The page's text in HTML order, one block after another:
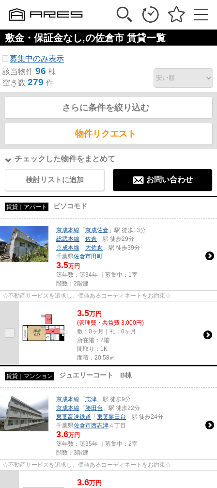
敷金・保証金なし,の佐倉市 賃貸一覧
募集中のみ表示
該当物件 96 棟
空き数 279 件
さらに条件を絞り込む
物件リクエスト
チェックした物件をまとめて
検討リストに追加 お問い合わせ
賃貸｜アパート ピソコモド
京成本線 「 京成佐倉 」駅 徒歩13分
総武本線 「 佐倉 」駅 徒歩29分
京成本線 「 大佐倉 」駅 徒歩39分
千葉県佐倉市田町
3.5万円
築年数：築34年 ｜募集中： 1室
階数：2階建
☆不動産サービスを追求し、価値あるコーディネートをお約束☆
3.5万円
(管理費・共益費 3,000円)
敷：0ヶ月｜礼：0ヶ月
所在階：2階
間取り：1K
面積：20.58㎡
賃貸｜マンション ジュエリーコート B棟
京成本線 「 志津 」駅 徒歩9分
京成本線 「 勝田台 」駅 徒歩22分
東葉高速鉄道 「 東葉勝田台 」駅 徒歩24分
千葉県佐倉市西志津 ４丁目
3.6万円
築年数：築35年 ｜募集中： 2室
階数：3階建
☆不動産サービスを追求し、価値あるコーディネートをお約束☆
3.6万円